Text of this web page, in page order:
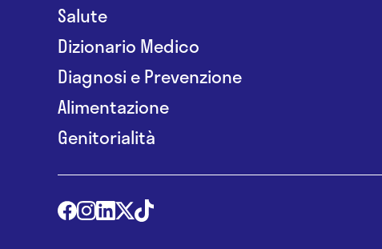
Salute
Dizionario Medico
Diagnosi e Prevenzione
Alimentazione
Genitorialità